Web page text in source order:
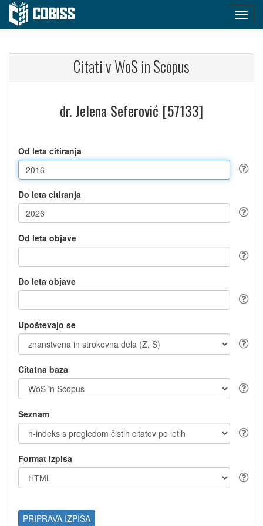
Citati v WoS in Scopus
dr. Jelena Seferović [57133]
Od leta citiranja
Do leta citiranja
Od leta objave
Do leta objave
Upoštevajo se
Citatna baza
Seznam
Format izpisa
PRIPRAVA IZPISA